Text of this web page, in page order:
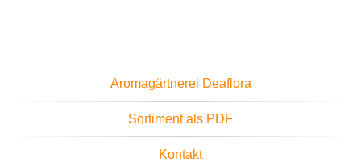
Aromagärtnerei Deaflora
Sortiment als PDF
Kontakt